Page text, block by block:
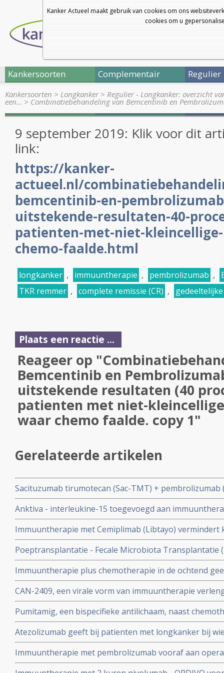
Kanker Actueel maakt gebruik van cookies om ons
cookies om u
Kankersoorten Complementair Regulier
Kankersoorten > Longkanker> Regulier - Longkanker: overzicht
een… > Combinatiebehandeling van Bemcentinib en
9 september 2019: Klik voor dit
link:
https://kanker-
actueel.nl/
bemcentinib-en-
uitstekende-resultaten-40-
patienten-met-niet-
chemo-faalde.html
longkanker , immuuntherapie , pembrolizumab ,
TKR remmer , complete remissie (CR) ,
Plaats een reactie ...
Reageer op
Bemcentinib en
uitstekende resultaten (40
patienten met niet-
waar chemo faalde. copy 1"
Gerelateerde artikelen
Sacituzumab tirumotecan (Sac-TMT) +
ziekteprogressievrije tijd bij patienten met gevorderde
longkanker in vergelijking met chemotherapie +
Anktiva - interleukine-15 toegevoegd aan
geeft mediaan langere overleving aan patienten met
Immuuntherapie met Cemiplimab (Libtayo) vermindert
procent en geeft betere 5-jaars overleving in
gevorderde niet-kleincellige longkanker met een PD-
meer
Poeptransplantatie - Fecale Microbiota Transplantatie
immuuntherapie bij niet-kleincellige longkanker en
Immuuntherapie plus chemotherapie in de ochtend
13 maanden) in vergelijking met toediening in de
kleincellige longkanker
CAN-2409, een virale vorm van immuuntherapie
patiënten met niet-operable stadium III/IV niet-
immuuntherapie met anti-PD medicijnen
Pumitamig, een bispecifieke antilichaam, naast
resultaten bij patienten met gevorderde kleincellige
Atezolizumab geeft bij patienten met longkanker bij
chemotherapie niet mogelijk was verdubbeling van
procent) in vergelijking met enkelvoudige chemokuur
Immuuntherapie met pembrolizumab vooraf aan
longkanker stadium II en III gevolgd door